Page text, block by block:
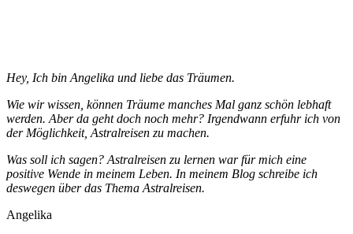
Hey, Ich bin Angelika und liebe das Träumen.
Wie wir wissen, können Träume manches Mal ganz schön lebhaft
werden. Aber da geht doch noch mehr? Irgendwann erfuhr ich von
der Möglichkeit, Astralreisen zu machen.
Was soll ich sagen? Astralreisen zu lernen war für mich eine
positive Wende in meinem Leben. In meinem Blog schreibe ich
deswegen über das Thema Astralreisen.
Angelika